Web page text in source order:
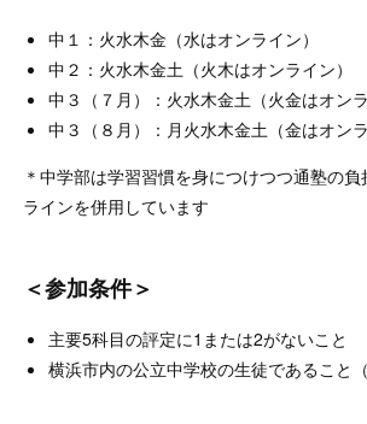
中１：火水木金（水はオンライン）
中２：火水木金土（火木はオンライン）
中３（７月）：火水木金土（火金はオンラ
中３（８月）：月火水木金土（金はオンラ
＊中学部は学習習慣を身につけつつ通塾の
ラインを併用しています
＜参加条件＞
主要5科目の評定に1または2がないこと
横浜市内の公立中学校の生徒であること